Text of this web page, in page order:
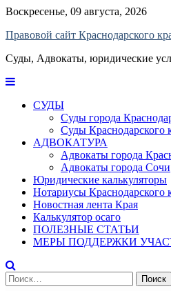
Skip
content
Воскресенье, 09 августа, 2026
Правовой сайт Краснодарского
Суды, Адвокаты, юридические
СУДЫ
Суды города
Суды Краснодарского
АДВОКАТУРА
Адвокаты города
Адвокаты города Сочи
Юридические калькуляторы
Нотариусы Краснодарского
Новостная лента Края
Калькулятор осаго
ПОЛЕЗНЫЕ СТАТЬИ
МЕРЫ ПОДДЕРЖКИ
Найти: